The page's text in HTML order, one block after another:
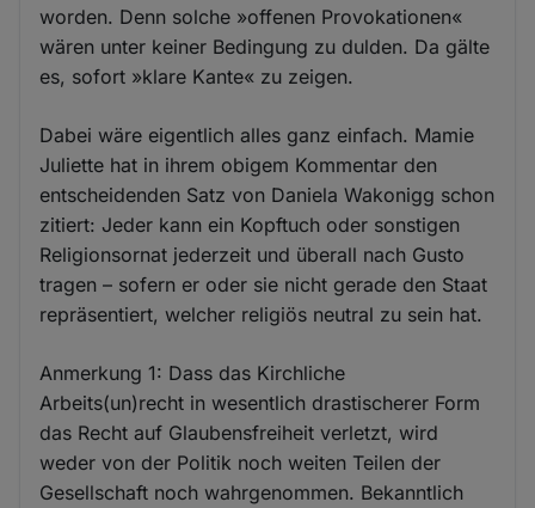
worden. Denn solche »offenen Provokationen«
wären unter keiner Bedingung zu dulden. Da gälte
es, sofort »klare Kante« zu zeigen.
Dabei wäre eigentlich alles ganz einfach. Mamie
Juliette hat in ihrem obigem Kommentar den
entscheidenden Satz von Daniela Wakonigg schon
zitiert: Jeder kann ein Kopftuch oder sonstigen
Religionsornat jederzeit und überall nach Gusto
tragen – sofern er oder sie nicht gerade den Staat
repräsentiert, welcher religiös neutral zu sein hat.
Anmerkung 1: Dass das Kirchliche
Arbeits(un)recht in wesentlich drastischerer Form
das Recht auf Glaubensfreiheit verletzt, wird
weder von der Politik noch weiten Teilen der
Gesellschaft noch wahrgenommen. Bekanntlich